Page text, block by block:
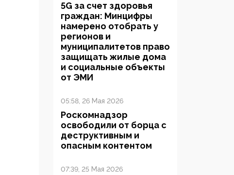
5G за счет здоровья
граждан: Минцифры
намерено отобрать у
регионов и
муниципалитетов право
защищать жилые дома
и социальные объекты
от ЭМИ
05:58, 26 Мая 2026
Роскомнадзор
освободили от борца с
деструктивным и
опасным контентом
07:39, 25 Мая 2026